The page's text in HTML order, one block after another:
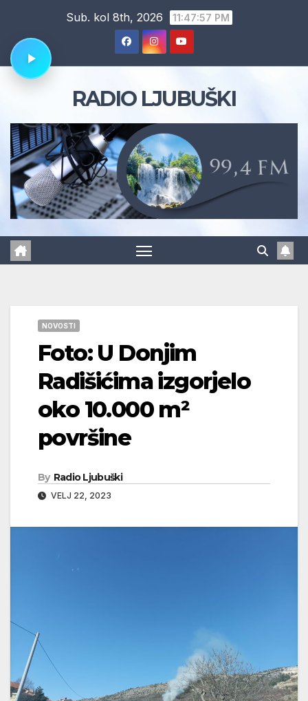
content
Sub. kol 8th, 2026 11:47:58 PM
RADIO LJUBUŠKI
NOVOSTI
Foto: U Donjim
Radišićima izgorjelo
oko 10.000 m²
površine
By Radio Ljubuški
VELJ 22, 2023